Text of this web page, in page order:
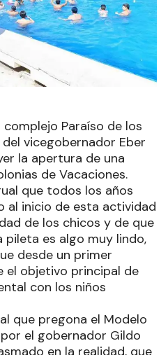
Paraíso de los
vicegobernador Eber
la apertura de una
de Vacaciones.
que todos los años
al inicio de esta actividad
de los chicos y de que
pileta es algo muy lindo,
desde un primer
el objetivo principal de
con los niños
que pregona el Modelo
el gobernador Gildo
en la realidad, que